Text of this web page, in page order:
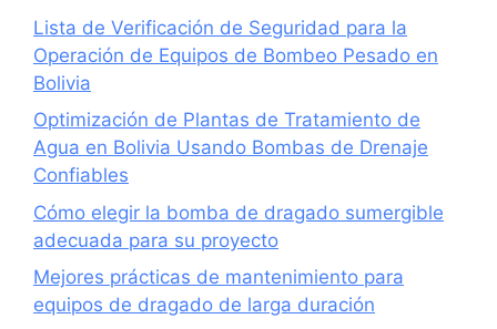
Lista de Verificación de Seguridad para la
Operación de Equipos de Bombeo Pesado en
Bolivia
Optimización de Plantas de Tratamiento de
Agua en Bolivia Usando Bombas de Drenaje
Confiables
Cómo elegir la bomba de dragado sumergible
adecuada para su proyecto
Mejores prácticas de mantenimiento para
equipos de dragado de larga duración